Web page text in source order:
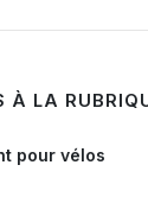
À LA
pour vélos